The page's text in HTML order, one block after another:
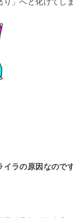
イラの原因なのです